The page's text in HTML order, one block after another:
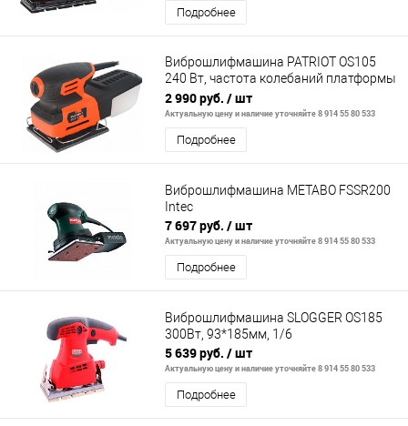
Подробнее
Виброшлифмашина PATRIOT OS105
240 Вт, частота колебаний платформы
13 000
2 990 руб. / шт
Актуальную цену и наличие уточняйте 8 914 55 80 533
Подробнее
Виброшлифмашина METABO FSSR200
Intec
7 697 руб. / шт
Актуальную цену и наличие уточняйте 8 914 55 80 533
Подробнее
Виброшлифмашина SLOGGER OS185
300Вт, 93*185мм, 1/6
5 639 руб. / шт
Актуальную цену и наличие уточняйте 8 914 55 80 533
Подробнее